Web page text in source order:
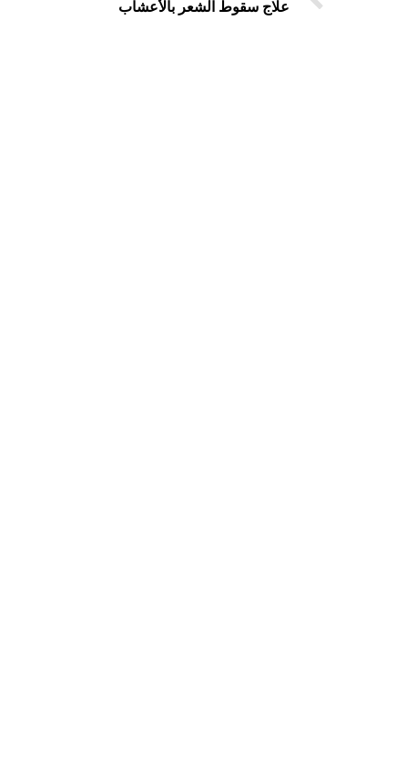
علاج سقوط الشعر بالأعشاب